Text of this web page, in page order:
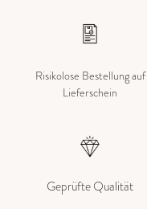
Risikolose Bestellung auf
Lieferschein
Geprüfte Qualität